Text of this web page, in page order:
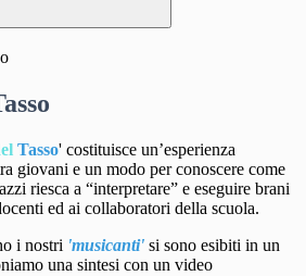
Tasso' costituisce un’esperienza
giovani e un modo per conoscere come
riesca a “interpretare” e eseguire brani
ed ai collaboratori della scuola.
i nostri 'musicanti' si sono esibiti in un
una sintesi con un video